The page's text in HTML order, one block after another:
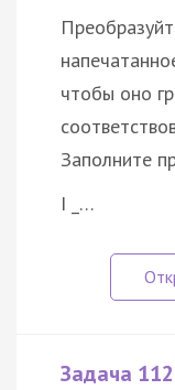
чтобы оно
Заполните
I _…
Задача 112